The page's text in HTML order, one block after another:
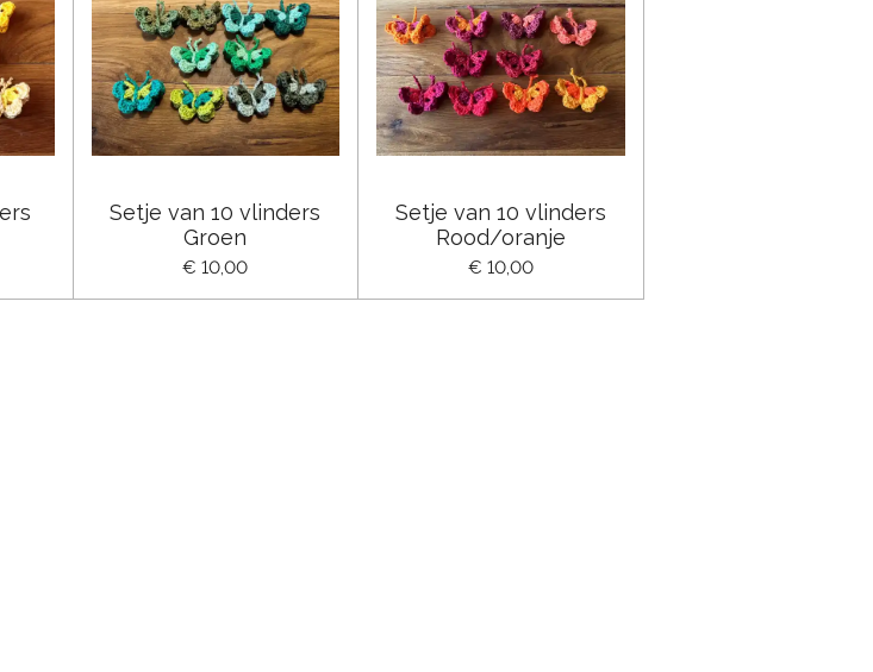
Setje van 10 vlinders
Groen
€ 10,00
Setje van 10 vlinders
Rood/oranje
€ 10,00